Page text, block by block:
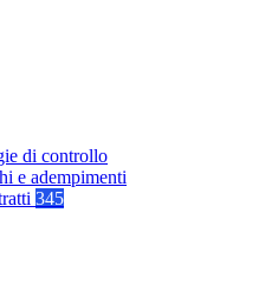
di controllo
e adempimenti
345